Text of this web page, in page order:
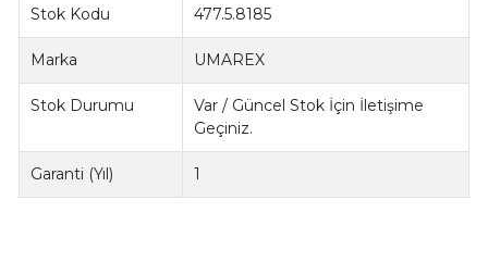
Stok Kodu 477.5.8185
Marka UMAREX
Stok Durumu
Var / Güncel Stok İçin İletişime
Geçiniz.
Garanti (Yıl) 1